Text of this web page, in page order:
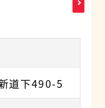
道下490-5